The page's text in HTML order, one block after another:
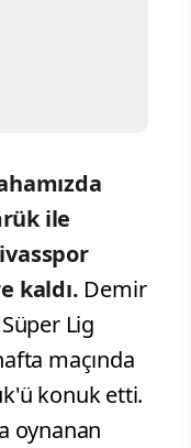
ile
kaldı. Demir
Lig
maçında
konuk etti.
oynanan